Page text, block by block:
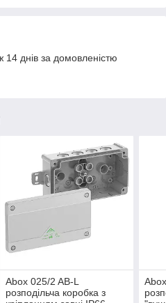
днів за домовленістю
Abox 025/2 AB-L
розподільча коробка з